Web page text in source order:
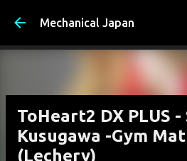
Ir al contenido
Mechanical Japan
ToHeart2 DX PLUS -
Kusugawa -Gym
(Lechery)